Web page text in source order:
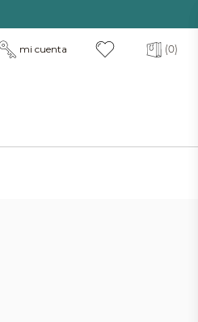
(0)
mi cuenta